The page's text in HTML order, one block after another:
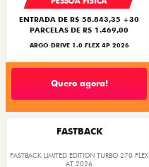
ENTRADA DE R$ 58.843,35 +30
PARCELAS DE R$ 1.469,00
ARGO DRIVE 1.0 FLEX 4P 2026
Quero agora!
FASTBACK
FASTBACK LIMITED EDITION TURBO 270 FLEX
AT 2026